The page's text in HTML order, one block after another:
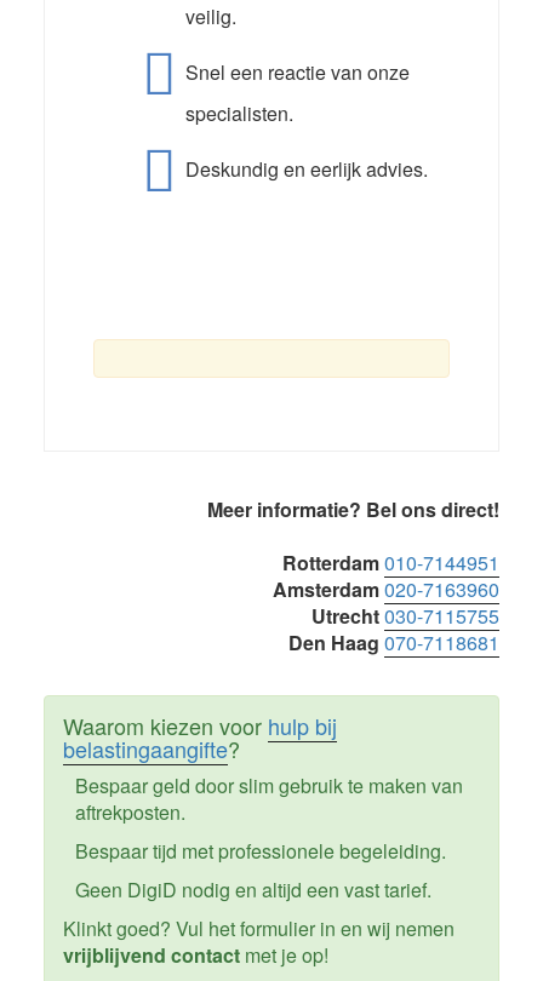
veilig.
Snel een reactie van onze
specialisten.
Deskundig en eerlijk advies.
Meer informatie? Bel ons direct!
Rotterdam010-7144951
Amsterdam020-7163960
Utrecht030-7115755
Den Haag 070-7118681
Waarom kiezen voor hulp bij
belastingaangifte?
Bespaar geld door slim gebruik te maken van
aftrekposten.
Bespaar tijd met professionele begeleiding.
Geen DigiD nodig en altijd een vast tarief.
Klinkt goed? Vul het formulier in en wij nemen
vrijblijvend contactmet je op!